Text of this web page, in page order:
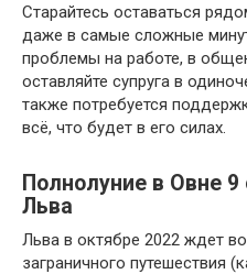
Старайтесь оставаться
даже в самые сложные
проблемы на работе, в
оставляйте супруга в
также потребуется
всё, что будет в его силах.
Полнолуние в Овне
Льва
Льва в октябре 2022 ждет
заграничного путешествия